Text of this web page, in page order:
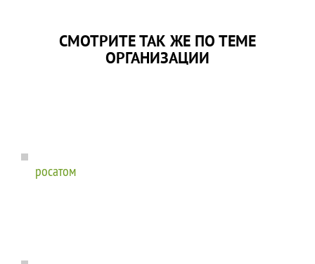
СМОТРИТЕ ТАК ЖЕ ПО ТЕМЕ
ОРГАНИЗАЦИИ
росатом